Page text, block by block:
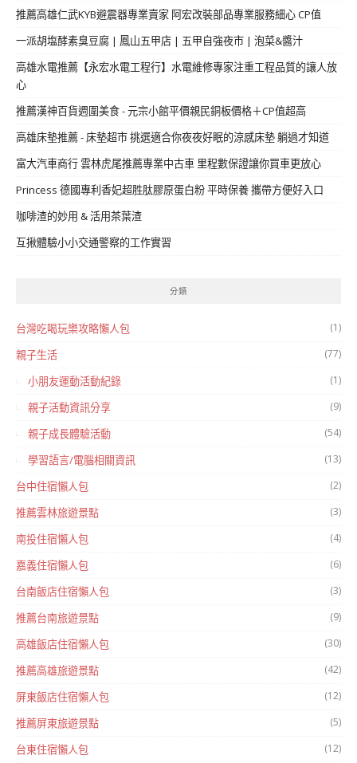
推薦高雄仁武KYB避震器專業賣家 阿宏改裝部品專業服務細心 CP值
一派胡塩酵素臭豆腐 | 鳳山五甲店 | 五甲自強夜市 | 泡菜&醬汁
高雄水電推薦【永宏水電工程行】水電維修專家注重工程品質的讓人放
心
推薦漢神百貨週圍美食 - 元宗小館平價親民銅板價格＋CP值超高
高雄床墊推薦 - 床墊超市 挑選適合你夜夜好眠的涼感床墊 躺過才知道
富大汽車商行 雲林虎尾推薦專業中古車 里程數保證讓你買車更放心
Princess 德國專利香妃超胜肽膠原蛋白粉 平時保養 攜帶方便好入口
咖啡渣的妙用 & 活用茶葉渣
互揪體驗小小交通警察的工作實習
分類
台灣吃喝玩樂攻略懶人包 (1)
親子生活 (77)
小朋友運動活動紀錄 (1)
親子活動資訊分享 (9)
親子成長體驗活動 (54)
學習語言/電腦相關資訊 (13)
台中住宿懶人包 (2)
推薦雲林旅遊景點 (3)
南投住宿懶人包 (4)
嘉義住宿懶人包 (6)
台南飯店住宿懶人包 (3)
推薦台南旅遊景點 (9)
高雄飯店住宿懶人包 (30)
推薦高雄旅遊景點 (42)
屏東飯店住宿懶人包 (12)
推薦屏東旅遊景點 (5)
台東住宿懶人包 (12)